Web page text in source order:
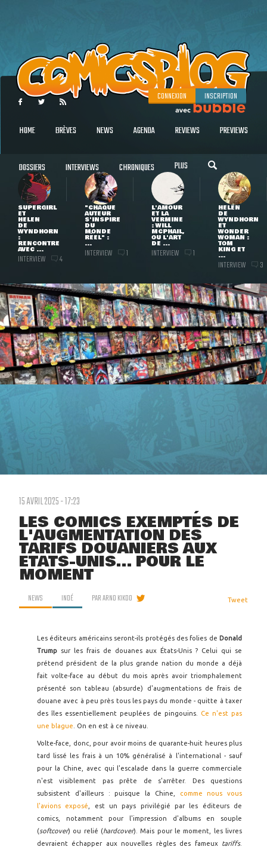
CONNEXION INSCRIPTION
HOME BRÈVES NEWS AGENDA REVIEWS PREVIEWS
DOSSIERS INTERVIEWS CHRONIQUES PLUS
SUPERGIRL
ET
HELEN
DE
WYNDHORN
:
RENCONTRE
AVEC ...
INTERVIEW 4
"CHAQUE
AUTEUR
S'INSPIRE
DU
MONDE
RÉEL" :
...
INTERVIEW 1
L'AMOUR
ET LA
VERMINE
: WILL
MCPHAIL,
OU L'ART
DE ...
INTERVIEW 1
HELEN
DE
WYNDHORN
ET
WONDER
WOMAN :
TOM
KING ET
...
INTERVIEW 3
15 AVRIL 2025 - 17:23
LES COMICS EXEMPTÉS DE
L'AUGMENTATION DES
TARIFS DOUANIERS AUX
ÉTATS-UNIS... POUR LE
MOMENT
NEWS INDÉ PARARNO KIKOO Tweet
Les éditeurs américains seront-ils protégés des folies de Donald
Trump sur les frais de douanes aux États-Unis ? Celui qui se
prétend président de la plus grande nation du monde a déjà
fait volte-face au début du mois après avoir triomphalement
présenté son tableau (absurde) d'augmentations de frais de
douane avec à peu près tous les pays du monde - quitte à taxer
des îles essentiellement peuplées de pingouins.
Ce n'est pas
une blague . On en est à ce niveau.
Volte-face, donc, pour avoir moins de quarante-huit heures plus
tard lissé les frais à un 10% généralisé à l'international - sauf
pour la Chine, avec qui l'escalade dans la guerre commerciale
n'est visiblement pas prête de s'arrêter. Des questions
subsistent d'ailleurs : puisque la Chine,
comme nous vous
l'avions exposé
, est un pays privilégié par les éditeurs de
comics, notamment pour l'impression d'albums en souple
(softcover) ou relié (hardcover). Mais pour le moment, les livres
devraient échapper aux nouvelles règles des fameux tariffs.